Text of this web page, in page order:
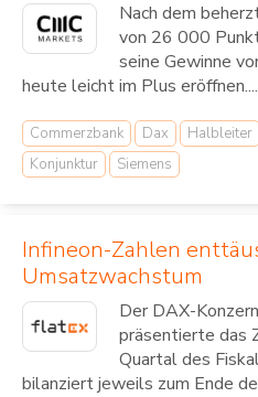
Nach dem
von 26 000
seine Gewinne
heute leicht im Plus eröffnen....
Commerzbank Dax Halbleiter
Konjunktur
Siemens
Infineon-Zahlen
Umsatzwachstum
Der DAX-
präsentierte das
Quartal des
bilanziert jeweils zum Ende